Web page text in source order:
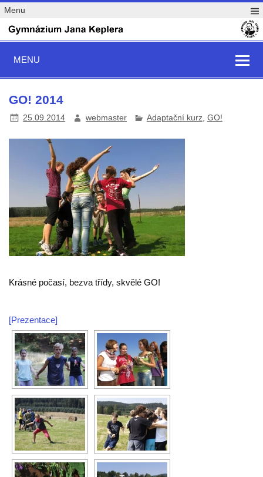
Menu
MENU
GO! 2014
25.09.2014 webmaster Adaptační kurz, GO!
Krásné počasí, bezva třídy, skvělé GO!
[Prezentace]